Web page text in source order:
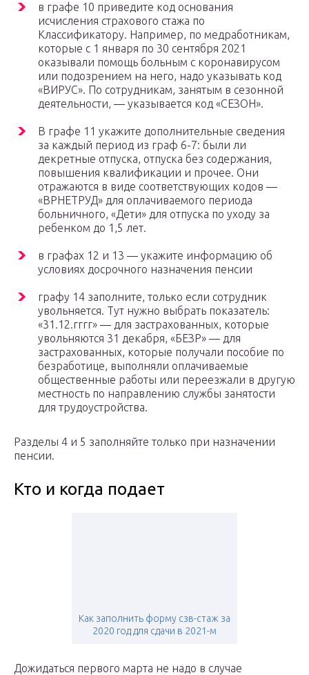
в графе 10 приведите код основания
исчисления страхового стажа по
Классификатору. Например, по медработникам,
которые с 1 января по 30 сентября 2021
оказывали помощь больным с коронавирусом
или подозрением на него, надо указывать код
«ВИРУС». По сотрудникам, занятым в сезонной
деятельности, — указывается код «СЕЗОН».
В графе 11 укажите дополнительные сведения
за каждый период из граф 6-7: были ли
декретные отпуска, отпуска без содержания,
повышения квалификации и прочее. Они
отражаются в виде соответствующих кодов —
«ВРНЕТРУД» для оплачиваемого периода
больничного, «Дети» для отпуска по уходу за
ребенком до 1,5 лет.
в графах 12 и 13 — укажите информацию об
условиях досрочного назначения пенсии
графу 14 заполните, только если сотрудник
увольняется. Тут нужно выбрать показатель:
«31.12.гггг» — для застрахованных, которые
увольняются 31 декабря, «БЕЗР» — для
застрахованных, которые получали пособие по
безработице, выполняли оплачиваемые
общественные работы или переезжали в другую
местность по направлению службы занятости
для трудоустройства.
Разделы 4 и 5 заполняйте только при назначении
пенсии.
Кто и когда подает
Как заполнить форму сзв-стаж за
2020 год для сдачи в 2021-м
Дожидаться первого марта не надо в случае